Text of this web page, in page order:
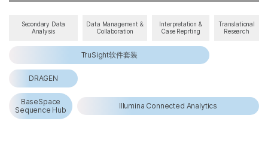
Secondary Data
Analysis
Data Management &
Collaboration
Interpretation &
Case Reprting
Translational
Research
TruSight软件套装
DRAGEN
BaseSpace
Sequence Hub
Illumina Connected Analytics